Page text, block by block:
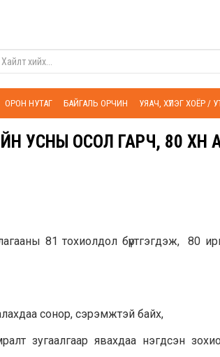
ОРОН НУТАГ БАЙГАЛЬ ОРЧИН УЯАЧ, ХҮЛЭГ ХОЁР /
УСНЫ ОСОЛ ГАРЧ, 80 ХҮН
81 тохиолдол бүртгэгдэж, 80
сонор, сэрэмжтэй байх,
зугаалгаар явахдаа нэгдсэн